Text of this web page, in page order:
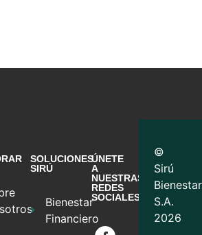
SOLUCIONES
SIRÚ
Bienestar
Financiero
ÚNETE
A
NUESTRAS
REDES
SOCIALES
©
Sirú
Bienestar
S.A.
2026